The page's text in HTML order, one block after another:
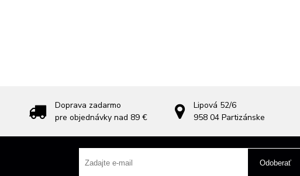
Doprava zadarmo
pre objednávky nad 89 €
Lipová 52/6
958 04 Partizánske
Odoberať